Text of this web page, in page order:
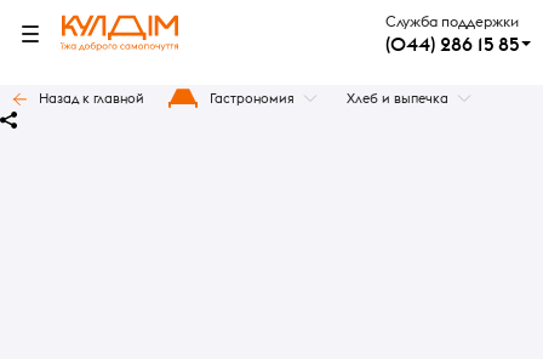
Служба поддержки
(044) 286 15 85
Назад к главной Гастрономия Хлеб и выпечка